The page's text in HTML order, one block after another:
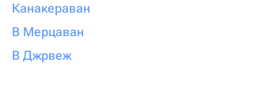
Канакераван
В Мерцаван
В Джрвеж